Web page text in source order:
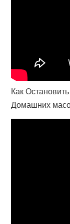
Как
Домашних